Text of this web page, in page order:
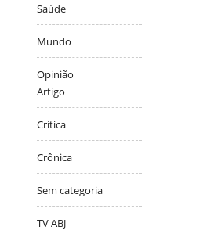
Saúde
Mundo
Opinião
Artigo
Crítica
Crônica
Sem categoria
TV ABJ